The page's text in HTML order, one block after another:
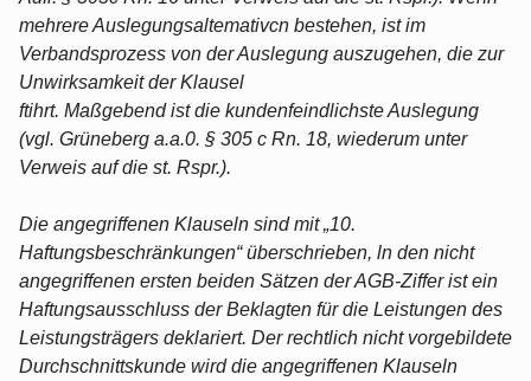
mehrere Auslegungsaltemativcn bestehen, ist im
Verbandsprozess von der Auslegung auszugehen, die zur
Unwirksamkeit der Klausel
ftihrt. Maßgebend ist die kundenfeindlichste Auslegung
(vgl. Grüneberg a.a.0. § 305 c Rn. 18, wiederum unter
Verweis auf die st. Rspr.).
Die angegriffenen Klauseln sind mit „10.
Haftungsbeschränkungen“ überschrieben, ln den nicht
angegriffenen ersten beiden Sätzen der AGB-Ziffer ist ein
Haftungsausschluss der Beklagten für die Leistungen des
Leistungsträgers deklariert. Der rechtlich nicht vorgebildete
Durchschnittskunde wird die angegriffenen Klauseln